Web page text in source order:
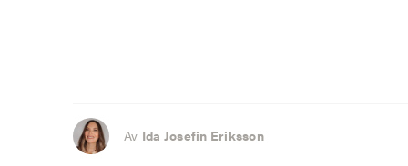
Av Ida Josefin Eriksson